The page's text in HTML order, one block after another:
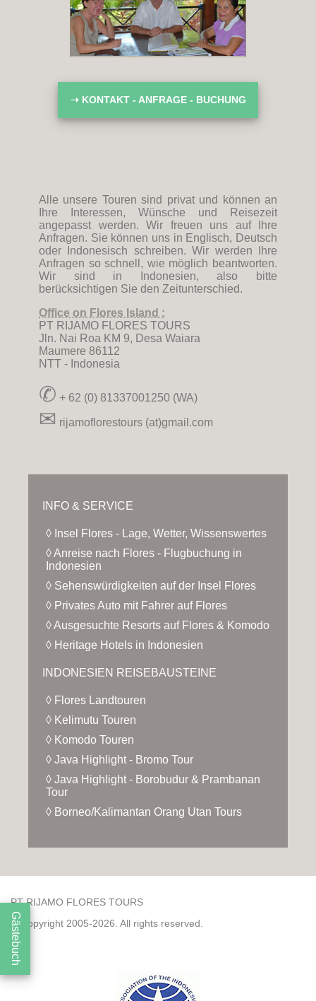
Gästebuch
➝ KONTAKT - ANFRAGE - BUCHUNG
Alle unsere Touren sind privat und können an
Ihre Interessen, Wünsche und Reisezeit
angepasst werden. Wir freuen uns auf Ihre
Anfragen. Sie können uns in Englisch, Deutsch
oder Indonesisch schreiben. Wir werden Ihre
Anfragen so schnell, wie möglich beantworten.
Wir sind in Indonesien, also bitte
berücksichtigen Sie den Zeitunterschied.
Office on Flores Island :
PT RIJAMO FLORES TOURS
Jln. Nai Roa KM 9, Desa Waiara
Maumere 86112
NTT - Indonesia
✆ + 62 (0) 81337001250 (WA)
✉ rijamoflorestours (at)gmail.com
INFO & SERVICE
◊ Insel Flores - Lage, Wetter, Wissenswertes
◊ Anreise nach Flores - Flugbuchung in
Indonesien
◊ Sehenswürdigkeiten auf der Insel Flores
◊ Privates Auto mit Fahrer auf Flores
◊ Ausgesuchte Resorts auf Flores & Komodo
◊ Heritage Hotels in Indonesien
INDONESIEN REISEBAUSTEINE
◊ Flores Landtouren
◊ Kelimutu Touren
◊ Komodo Touren
◊ Java Highlight - Bromo Tour
◊ Java Highlight - Borobudur & Prambanan
Tour
◊ Borneo/Kalimantan Orang Utan Tours
PT RIJAMO FLORES TOURS
© Copyright 2005-2026. All rights reserved.